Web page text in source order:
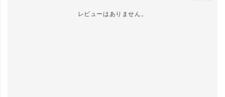
レビューはありません。